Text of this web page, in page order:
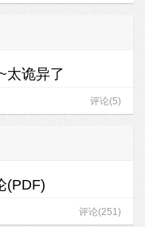
太诡异了
评论(5)
(PDF)
评论(251)